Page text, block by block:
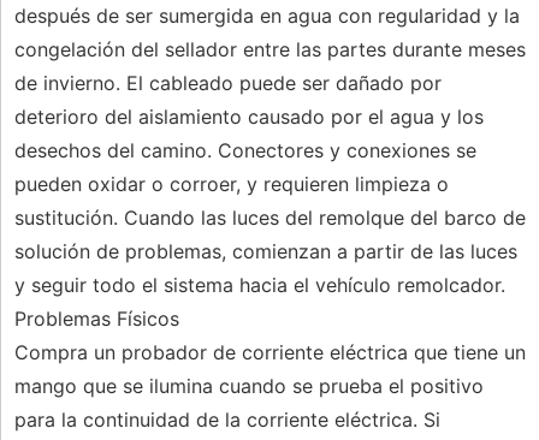
después de ser sumergida en agua con regularidad y la
congelación del sellador entre las partes durante meses
de invierno. El cableado puede ser dañado por
deterioro del aislamiento causado por el agua y los
desechos del camino. Conectores y conexiones se
pueden oxidar o corroer, y requieren limpieza o
sustitución. Cuando las luces del remolque del barco de
solución de problemas, comienzan a partir de las luces
y seguir todo el sistema hacia el vehículo remolcador.
Problemas Físicos
Compra un probador de corriente eléctrica que tiene un
mango que se ilumina cuando se prueba el positivo
para la continuidad de la corriente eléctrica. Si